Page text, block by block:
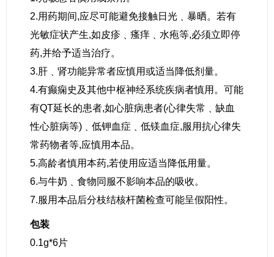
2.用药期间,应尽可能避免接触日光﹑暴晒。若有
光敏症状产生,如皮疹﹑瘙痒﹑水疱等,必须立即停
药,并给予适当治疗。
3.肝﹑肾功能异常者应慎用或适当降低剂量。
4.有癫痫史及其他中枢神经系统疾病者慎用。可能
有QT延长的患者,如心脏病患者(心律失常﹑缺血
性心脏病等)﹑低钾血症﹑低镁血症,服用抗心律失
常药物者等,应慎用本品。
5.高龄者慎用本药,若使用应适当降低用量。
6.与牛奶﹑食物同服不影响本品的吸收。
7.服用本品后分枝结核杆菌检查可能呈假阳性。
包装
0.1g*6片